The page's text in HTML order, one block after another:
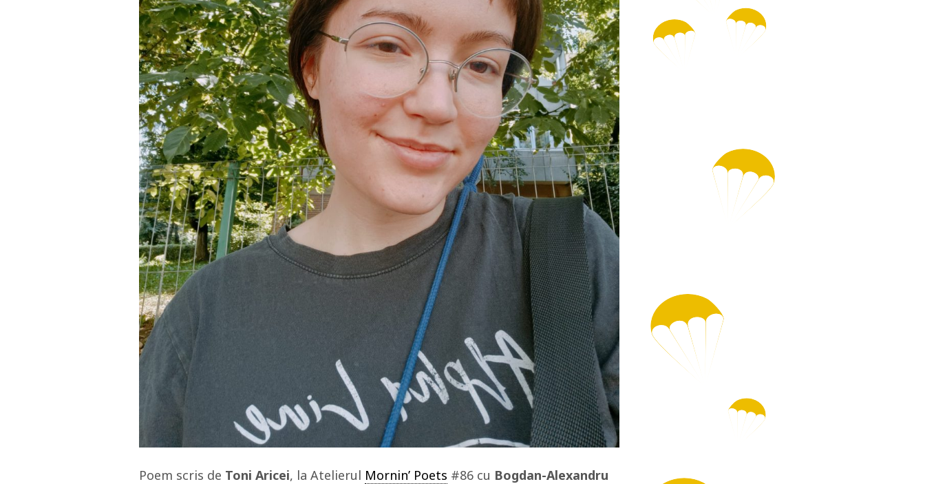
Poem scris de Toni Aricei, la Atelierul Mornin’ Poets #86 cu Bogdan-Alexandru